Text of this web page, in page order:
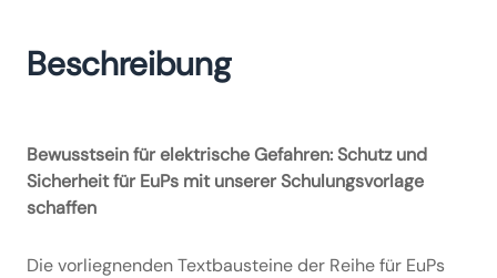
Beschreibung
Bewusstsein für elektrische Gefahren: Schutz und
Sicherheit für EuPs mit unserer Schulungsvorlage
schaffen
Die vorliegnenden Textbausteine der Reihe für EuPs